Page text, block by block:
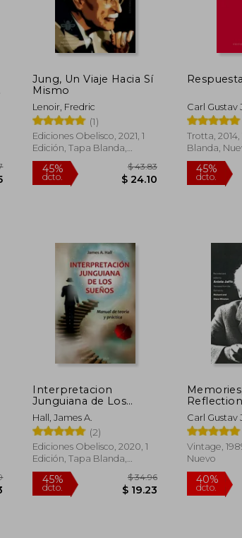
$ 34.98 dcto. $ 42.13
$ 40.27
$ 22.15
Jung, Un Viaje Hacia Sí
Mismo
Lenoir, Fredric
(1)
Ediciones Obelisco, 2021, 1
Edición, Tapa Blanda,
Nuevo
45%
dcto.
$ 43.83
$ 24.10
Carl Gustav
Trotta, 2014,
Blanda,
Interpretacion
Junguiana de Los
Suenos
Hall, James A.
(2)
Ediciones Obelisco, 2020, 1
Edición, Tapa Blanda,
Nuevo
Carl Gustav
Vintage,
Nuevo